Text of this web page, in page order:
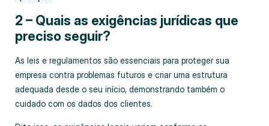
2 – Quais as exigências jurídicas que
preciso seguir?
As leis e regulamentos são essenciais para proteger sua
empresa contra problemas futuros e criar uma estrutura
adequada desde o seu início, demonstrando também o
cuidado com os dados dos clientes.